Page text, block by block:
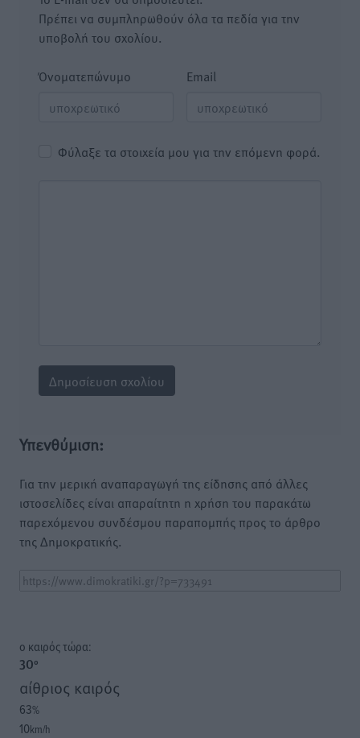
Πρέπει να συμπληρωθούν όλα τα πεδία για την
υποβολή του σχολίου.
Όνοματεπώνυμο Email
Φύλαξε τα στοιχεία μου για την επόμενη φορά.
Υπενθύμιση:
Για την μερική αναπαραγωγή της είδησης από άλλες
ιστοσελίδες είναι απαραίτητη η χρήση του παρακάτω
παρεχόμενου συνδέσμου παραπομπής προς το άρθρο
της Δημοκρατικής.
o καιρός τώρα:
30°
αίθριος καιρός
63%
10km/h